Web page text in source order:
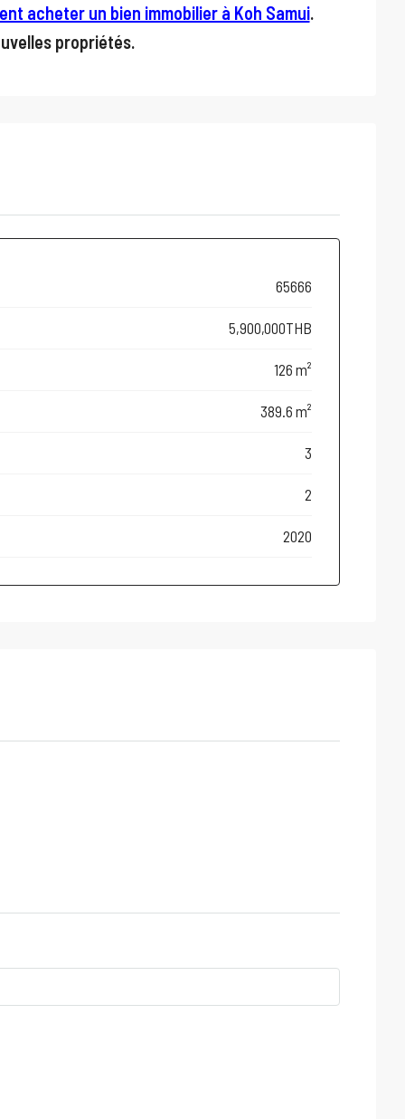
acheter un bien immobilier à Koh Samui.
propriétés.
65666
5,900,000THB
126 m²
389.6 m²
3
2
2020